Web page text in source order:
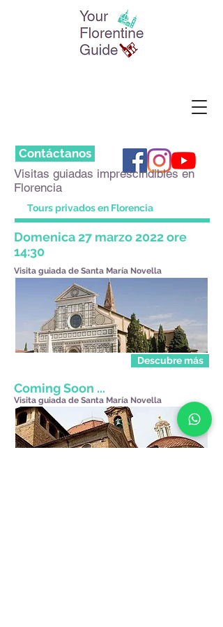
Contáctanos
Visitas guiadas imprescindibles en
Florencia
Tours privados en Florencia
Domenica 27 marzo 2022 ore
14:30
Visita guiada de Santa María Novella
Descubre más
Coming Soon ...
Visita guiada de Santa María Novella